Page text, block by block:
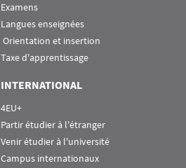
Examens
Langues enseignées
Orientation et insertion
Taxe d'apprentissage
INTERNATIONAL
4EU+
Partir étudier à l'étranger
Venir étudier à l'université
Campus internationaux